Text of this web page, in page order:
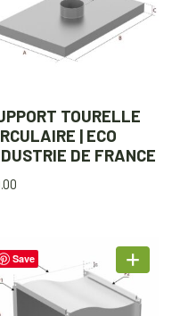
TOURELLE
| ECO
DE FRANCE
Save